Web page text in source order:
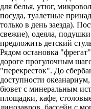
для белья, утюг,
посуда, туалетные
только в день заезда).
свежие), одеяла,
предложить детский
Рядом остановка
дороге прогулочным
"перекресток". До
доступности
бювет с минеральным
площадки, кафе,
динозавров, бассейн с